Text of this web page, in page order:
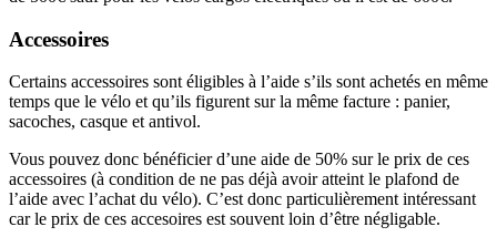
Accessoires
Certains accessoires sont éligibles à l’aide s’ils sont achetés en même
temps que le vélo et qu’ils figurent sur la même facture : panier,
sacoches, casque et antivol.
Vous pouvez donc bénéficier d’une aide de 50% sur le prix de ces
accessoires (à condition de ne pas déjà avoir atteint le plafond de
l’aide avec l’achat du vélo). C’est donc particulièrement intéressant
car le prix de ces accesoires est souvent loin d’être négligable.